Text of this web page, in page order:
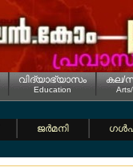
വിദ്യാഭ്യാസം
Education
കല/
ജര്‍മനി